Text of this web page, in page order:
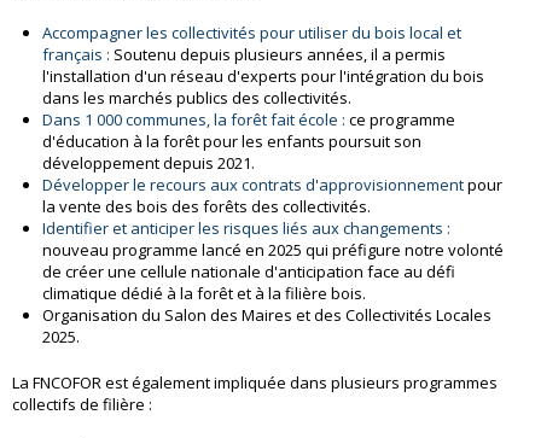
Accompagner les collectivités pour utiliser du bois local et
français : Soutenu depuis plusieurs années, il a permis
l'installation d'un réseau d'experts pour l'intégration du bois
dans les marchés publics des collectivités.
Dans 1 000 communes,la forêt fait école : ce programme
d'éducation à la forêt pour les enfants poursuit son
développement depuis 2021.
Développer le recours auxcontrats d'approvisionnementpour
la vente des bois des forêts des collectivités.
Identifier et anticiper les risques liés aux changements :
nouveau programme lancé en 2025 qui préfigure notre volonté
de créer une cellule nationale d'anticipation face au défi
climatique dédié à la forêt et à la filière bois.
Organisation du Salon des Maires et des Collectivités Locales
2025.
La FNCOFOR est également impliquée dans plusieurs programmes
collectifs de filière :